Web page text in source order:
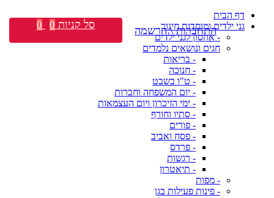
דף הבית
גני ילדים ומוסדות חינוך
- אחסון לגני ילדים
חגים ונושאים נלמדים
- בריאות
- חנוכה
- ט"ו בשבט
- יום המשפחה וחברות
- ימי הזיכרון ויום העצמאות
- סתיו וחורף
- פורים
- פסח ואביב
- פרדס
- רגשות
- תיאטרון
- מפות
- פינות פעילות בגן
התחברות \ הרשמה סל קניות 0
0